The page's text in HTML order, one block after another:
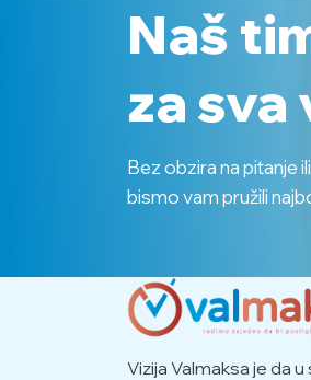
Naš
za sva
Bez obzira na pitanje
bismo vam pružili
Vizija Valmaksa je da